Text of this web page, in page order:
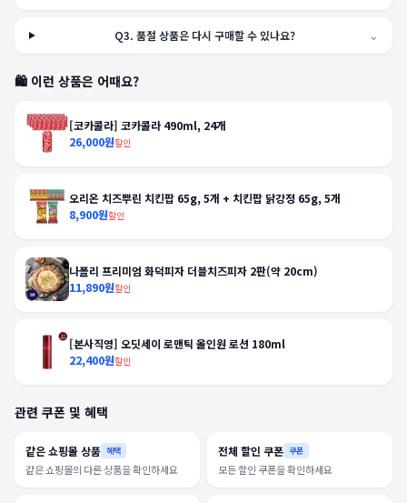
Q3. 품절 상품은 다시 구매할 수 있나요? ⌄
🛍️ 이런 상품은 어때요?
[코카콜라] 코카콜라 490ml, 24개
26,000원할인
오리온 치즈뿌린 치킨팝 65g, 5개 + 치킨팝 닭강정 65g, 5개
8,900원할인
나폴리 프리미엄 화덕피자 더블치즈피자 2판(약 20cm)
11,890원할인
[본사직영] 오딧세이 로맨틱 올인원 로션 180ml
22,400원할인
관련 쿠폰 및 혜택
같은 쇼핑몰 상품 혜택
같은 쇼핑몰의 다른 상품을 확인하세요
전체 할인 쿠폰 쿠폰
모든 할인 쿠폰을 확인하세요